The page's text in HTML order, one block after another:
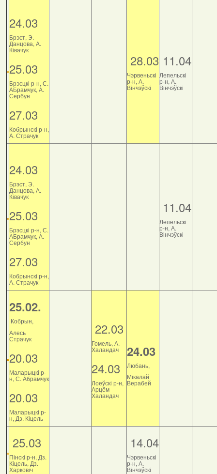
24.03
Брэст, Э.
Данцова, А.
Ківачук
25.03
Брэсцкі р-н, С.
АБрамчук, А.
Сербун
27.03
Кобрынскі р-н,
А. Страчук
28.03
Чэрвеньскі
р-н, А.
Вінчэўскі
11.04
Лепельскі
р-н, А.
Вінчэўскі
24.03
Брэст, Э.
Данцова, А.
Ківачук
25.03
Брэсцкі р-н, С.
АБрамчук, А.
Сербун
27.03
Кобрынскі р-н,
А. Страчук
11.04
Лепельскі
р-н, А.
Вінчэўскі
25.02.
Кобрын,
Алесь
Страчук
20.03
Маларыцкі р-
н, С. Абрамчук
20.03
Маларыцкі р-
н, Дз. Кіцель
22.03
Гомель, А.
Халандач
24.03
Лоеўскі р-н,
Арцём
Халандач
24.03
Любань,
Мікалай
Верабей
25.03
Пінскі р-н, Дз.
Кіцель, Дз.
Харковіч
14.04
Чэрвеньскі
р-н, А.
Вінчэўскі